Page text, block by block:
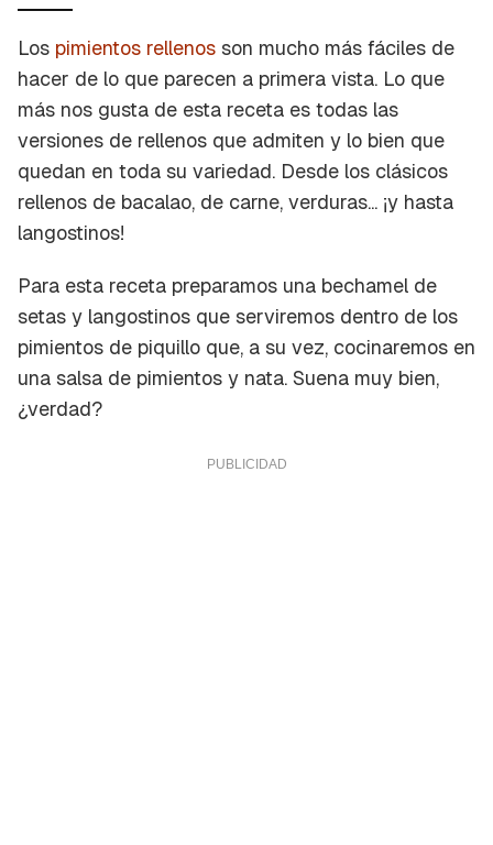
de iniciar sesión con tu cuenta de Cocinatis.
INICIAR SESIÓN CANCELAR
Los pimientos rellenos son mucho más fáciles de
hacer de lo que parecen a primera vista. Lo que
más nos gusta de esta receta es todas las
versiones de rellenos que admiten y lo bien que
quedan en toda su variedad. Desde los clásicos
rellenos de bacalao, de carne, verduras... ¡y hasta
langostinos!
Para esta receta preparamos una bechamel de
setas y langostinos que serviremos dentro de los
pimientos de piquillo que, a su vez, cocinaremos en
una salsa de pimientos y nata. Suena muy bien,
¿verdad?
ACEPTAR